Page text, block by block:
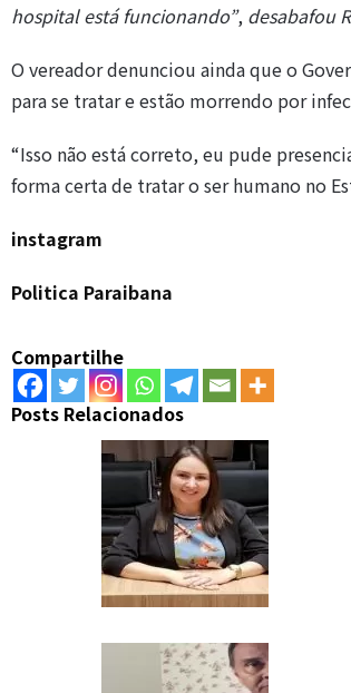
hospital está funcionando”, desabafou
O vereador denunciou ainda que o
para se tratar e estão morrendo por
“Isso não está correto, eu pude
forma certa de tratar o ser humano no
instagram
Politica Paraibana
Compartilhe
Posts Relacionados